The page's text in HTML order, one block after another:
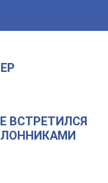
ВСТРЕТИЛСЯ